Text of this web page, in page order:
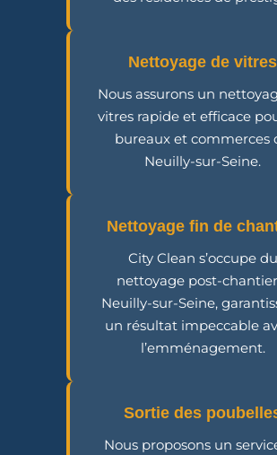
Nettoyage de vitres
Nous assurons un
vitres rapide et efficace
bureaux et commerces
Neuilly-sur-Seine.
Nettoyage fin de
City Clean s’occupe du
nettoyage post-
Neuilly-sur-Seine,
un résultat impeccable
l’emménagement.
Sortie des
Nous proposons un